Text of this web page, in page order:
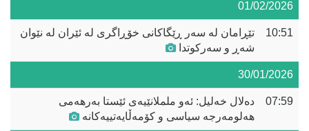
01/02/2026
10:51
تێڕامان لە سەر ڕێگاکانی خۆڕاگری لە ئێران لە نێوان
شەڕ و سەرکوتدا
30/01/2026
07:59
دەلال خەلیل: ئەو ململانێیەی ئێستا بەرهەمی
هەلومەرجە سیاسی و کۆمەڵایەتییەکانە